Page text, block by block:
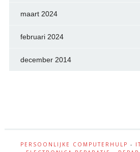
maart 2024
februari 2024
december 2014
PERSOONLIJKE COMPUTERHULP -